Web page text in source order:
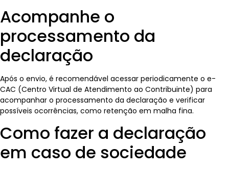
Acompanhe o
processamento da
declaração
Após o envio, é recomendável acessar periodicamente o e-
CAC (Centro Virtual de Atendimento ao Contribuinte) para
acompanhar o processamento da declaração e verificar
possíveis ocorrências, como retenção em malha fina.
Como fazer a declaração
em caso de sociedade